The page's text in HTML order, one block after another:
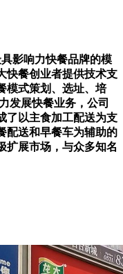
影响力快餐品牌的模
快餐创业者提供技术支
模式策划、选址、培
发展快餐业务，公司
了以主食加工配送为支
配送和早餐车为辅助的
扩展市场，与众多知名